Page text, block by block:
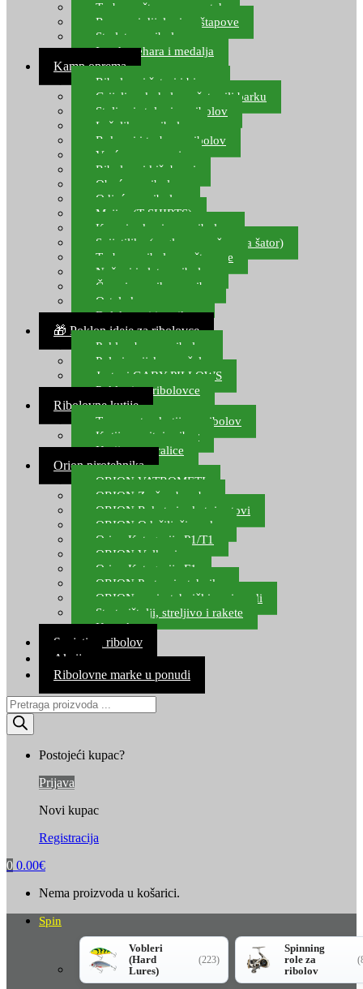
Torbe za štapove – match
Rezervni dijelovi za štapove
Starlete za ribolov
Izrada pehara i medalja
Kamp oprema
Ribolovni šatori i bivvy
Grijalice, kuhala za šator ili barku
Stolice i stolovi za ribolov
Ležaljke za ribolov
Ruksaci i torbe za ribolov
Vreće za spavanje
Ribolovni kišobrani
Obuća za ribolov
Odjeća za ribolov
Majice (T-SHIRTS)
Kape i rukavice za ribolov
Svijetiljke (naglavne, ručne, za šator)
Torbe za ribolovne štapove
Noževi i alat za ribolov
Čamci za prihranu ribe
Ostala kamp oprema
Dalekozori i optika
🎁 Poklon ideje za ribolovce
Poklon bon za ribolov
Polarizacijske naočale
Jastuci GABY PILLOWS
Pokloni za ribolovce
Ribolovne kutije
Transportne kutije za ribolov
Kutije za sitni pribor
Kutije za varalice
Orion pirotehnika
ORION VATROMETI
ORION Zračne bombe
ORION Rakete i raketni setovi
ORION Odašiljači zvuka
Orion Kategorija P1/T1
ORION Vulkani
Orion Kategorija F1
ORION Party pirotehnika
ORION nepirotehnički proizvodi
Start pištolji, streljivo i rakete
Kontakt
Savjeti za ribolov
Akcija
Ribolovne marke u ponudi
Products
search
Postojeći kupac?
Prijava
Novi kupac
Registracija
0 0.00€
Nema proizvoda u košarici.
Spin
Vobleri
(Hard
Lures)
(223)
Spinning
role za
ribolov